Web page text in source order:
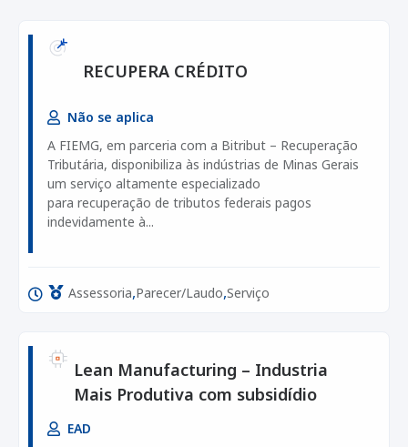
RECUPERA CRÉDITO
Não se aplica
A FIEMG, em parceria com a Bitribut – Recuperação
Tributária, disponibiliza às indústrias de Minas Gerais
um serviço altamente especializado
para recuperação de tributos federais pagos
indevidamente à...
Assessoria,Parecer/Laudo,Serviço
Lean Manufacturing – Industria
Mais Produtiva com subsidídio
EAD